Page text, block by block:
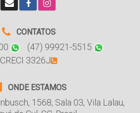
CONTATOS
(47) 99921-5515
CRECI 3326J
ONDE ESTAMOS
, 1568, Sala 03, Vila Lalau,